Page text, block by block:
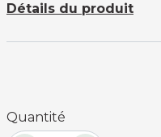
Détails du produit
Quantité